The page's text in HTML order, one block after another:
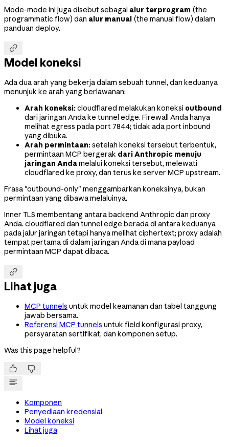
Mode-mode ini juga disebut sebagai alur terprogram (the
programmatic flow) dan alur manual (the manual flow) dalam
panduan deploy.

Model koneksi
Ada dua arah yang bekerja dalam sebuah tunnel, dan keduanya
menunjuk ke arah yang berlawanan:
Arah koneksi:cloudflared melakukan koneksi outbound
dari jaringan Anda ke tunnel edge. Firewall Anda hanya
melihat egress pada port 7844; tidak ada port inbound
yang dibuka.
Arah permintaan:setelah koneksi tersebut terbentuk,
permintaan MCP bergerak dari Anthropic menuju
jaringan Andamelalui koneksi tersebut, melewati
cloudflared ke proxy, dan terus ke server MCP upstream.
Frasa "outbound-only" menggambarkan koneksinya, bukan
permintaan yang dibawa melaluinya.
Inner TLS membentang antara backend Anthropic dan proxy
Anda. cloudflared dan tunnel edge berada di antara keduanya
pada jalur jaringan tetapi hanya melihat ciphertext; proxy adalah
tempat pertama di dalam jaringan Anda di mana payload
permintaan MCP dapat dibaca.

Lihat juga
MCP tunnels untuk model keamanan dan tabel tanggung
jawab bersama.
Referensi MCP tunnels untuk field konfigurasi proxy,
persyaratan sertifikat, dan komponen setup.
Was this page helpful?
 
Komponen
Penyediaan kredensial
Model koneksi
Lihat juga